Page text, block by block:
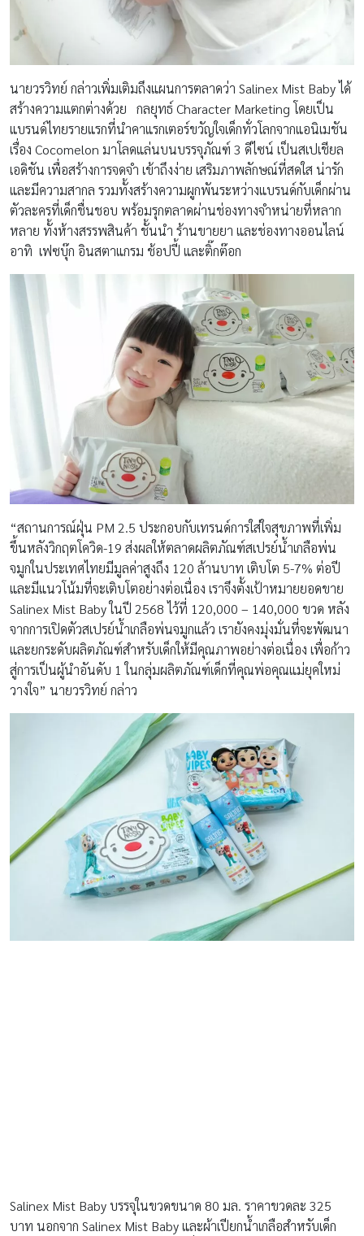
นายวรวิทย์ กล่าวเพิ่มเติมถึงแผนการตลาดว่า Salinex Mist Baby ได้
สร้างความแตกต่างด้วย กลยุทธ์ Character Marketing โดยเป็น
แบรนด์ไทยรายแรกที่นำคาแรกเตอร์ขวัญใจเด็กทั่วโลกจากแอนิเมชัน
เรื่อง Cocomelon มาโลดแล่นบนบรรจุภัณฑ์ 3 ดีไซน์ เป็นสเปเชียล
เอดิชัน เพื่อสร้างการจดจำ เข้าถึงง่าย เสริมภาพลักษณ์ที่สดใส น่ารัก
และมีความสากล รวมทั้งสร้างความผูกพันระหว่างแบรนด์กับเด็กผ่าน
ตัวละครที่เด็กชื่นชอบ พร้อมรุกตลาดผ่านช่องทางจำหน่ายที่หลาก
หลาย ทั้งห้างสรรพสินค้า ชั้นนำ ร้านขายยา และช่องทางออนไลน์
อาทิ เฟซบุ๊ก อินสตาแกรม ช้อปปี้ และติ๊กต๊อก
“สถานการณ์ฝุ่น PM 2.5 ประกอบกับเทรนด์การใส่ใจสุขภาพที่เพิ่ม
ขึ้นหลังวิกฤตโควิด-19 ส่งผลให้ตลาดผลิตภัณฑ์สเปรย์น้ำเกลือพ่น
จมูกในประเทศไทยมีมูลค่าสูงถึง 120 ล้านบาท เติบโต 5-7% ต่อปี
และมีแนวโน้มที่จะเติบโตอย่างต่อเนื่อง เราจึงตั้งเป้าหมายยอดขาย
Salinex Mist Baby ในปี 2568 ไว้ที่ 120,000 – 140,000 ขวด หลัง
จากการเปิดตัวสเปรย์น้ำเกลือพ่นจมูกแล้ว เรายังคงมุ่งมั่นที่จะพัฒนา
และยกระดับผลิตภัณฑ์สำหรับเด็กให้มีคุณภาพอย่างต่อเนื่อง เพื่อก้าว
สู่การเป็นผู้นำอันดับ 1 ในกลุ่มผลิตภัณฑ์เด็กที่คุณพ่อคุณแม่ยุคใหม่
วางใจ” นายวรวิทย์ กล่าว
Salinex Mist Baby บรรจุในขวดขนาด 80 มล. ราคาขวดละ 325
บาท นอกจาก Salinex Mist Baby และผ้าเปียกน้ำเกลือสำหรับเด็ก